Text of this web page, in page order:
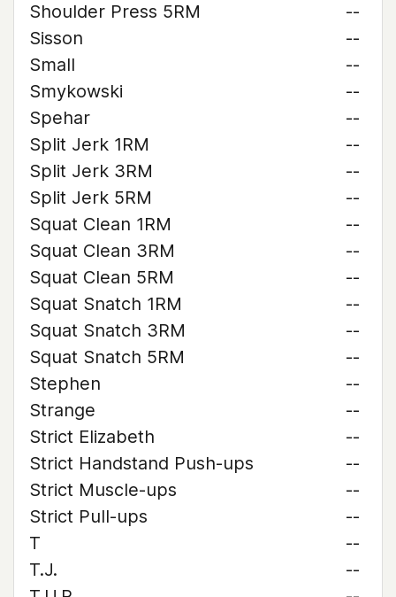
Shoulder Press 5RM
--
Sisson
--
Small
--
Smykowski
--
Spehar
--
Split Jerk 1RM
--
Split Jerk 3RM
--
Split Jerk 5RM
--
Squat Clean 1RM
--
Squat Clean 3RM
--
Squat Clean 5RM
--
Squat Snatch 1RM
--
Squat Snatch 3RM
--
Squat Snatch 5RM
--
Stephen
--
Strange
--
Strict Elizabeth
--
Strict Handstand Push-ups
--
Strict Muscle-ups
--
Strict Pull-ups
--
T
--
T.J.
--